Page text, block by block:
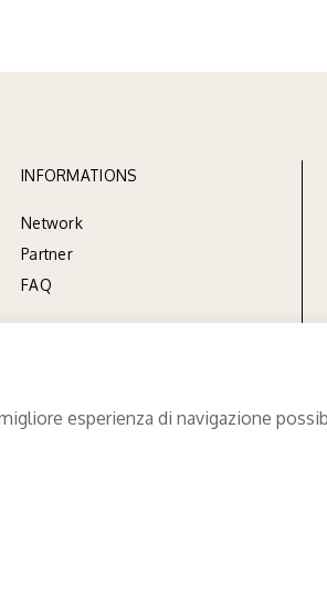
INFORMATIONS
Network
Partner
FAQ
esperienza di navigazione